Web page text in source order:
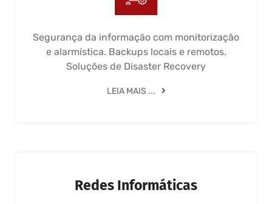
Segurança da informação com monitorização
e alarmística. Backups locais e remotos.
Soluções de Disaster Recovery
LEIA MAIS ...
Redes Informáticas